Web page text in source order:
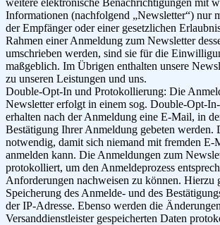
Informationen (nachfolgend „Newsletter“) nur
der Empfänger oder einer gesetzlichen
Rahmen einer Anmeldung zum Newsletter
umschrieben werden, sind sie für die
maßgeblich. Im Übrigen enthalten unsere
zu unseren Leistungen und uns.
Double-Opt-In und Protokollierung: Die
Newsletter erfolgt in einem sog. Double-Opt-
erhalten nach der Anmeldung eine E-Mail, in
Bestätigung Ihrer Anmeldung gebeten werden.
notwendig, damit sich niemand mit fremden E-
anmelden kann. Die Anmeldungen zum
protokolliert, um den Anmeldeprozess
Anforderungen nachweisen zu können. Hierzu
Speicherung des Anmelde- und des
der IP-Adresse. Ebenso werden die
Versanddienstleister gespeicherten Daten